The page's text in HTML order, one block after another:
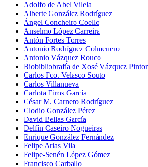
Adolfo de Abel Vilela
Alberte González Rodríguez
Ángel Concheiro Coello
Anselmo López Carreira
Antón Fortes Torres
Antonio Rodríguez Colmenero
Antonio Vázquez Rouco
Biobibliobrafía de Xosé Vázquez Pintor
Carlos Fco. Velasco Souto
Carlos Villanueva
Carlota Eiros García
César M. Carnero Rodríguez
Clodio González Pérez
David Bellas García
Delfín Caseiro Nogueiras
Enrique González Fernández
Felipe Arias Vila
Felipe-Senén López Gómez
Francisco Carballo